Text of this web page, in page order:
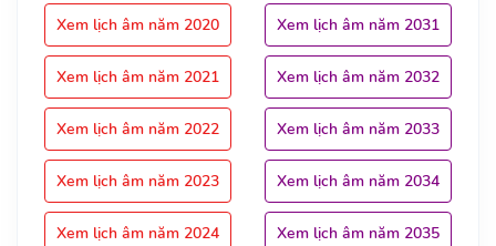
Xem lịch âm năm 2020
Xem lịch âm năm 2021
Xem lịch âm năm 2022
Xem lịch âm năm 2023
Xem lịch âm năm 2024
Xem lịch âm năm 2031
Xem lịch âm năm 2032
Xem lịch âm năm 2033
Xem lịch âm năm 2034
Xem lịch âm năm 2035